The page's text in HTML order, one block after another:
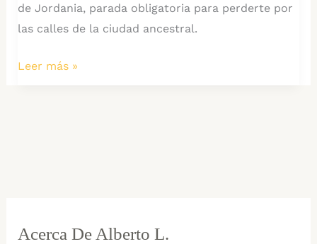
de Jordania, parada obligatoria para perderte por
las calles de la ciudad ancestral.
Guía
desde
Leer más »
Acerca De Alberto L.